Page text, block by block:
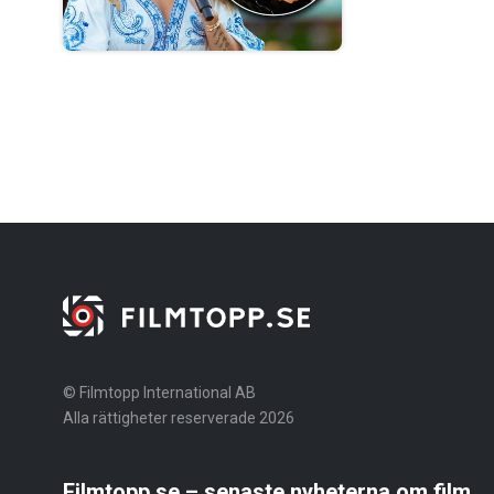
© Filmtopp International AB
Alla rättigheter reserverade 2026